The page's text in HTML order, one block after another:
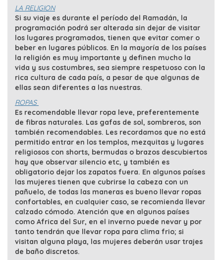
LA RELIGION
Si su viaje es durante el período del Ramadán, la
programación podrá ser alterada sin dejar de visitar
los lugares programados, tienen que evitar comer o
beber en lugares públicos. En la mayoría de los países
la religión es muy importante y definen mucho la
vida y sus costumbres, sea siempre respetuoso con la
rica cultura de cada país, a pesar de que algunas de
ellas sean diferentes a las nuestras.
ROPAS
Es recomendable llevar ropa leve, preferentemente
de fibras naturales. Las gafas de sol, sombreros, son
también recomendables. Les recordamos que no está
permitido entrar en los templos, mezquitas y lugares
religiosos con shorts, bermudas o brazos descubiertos
hay que observar silencio etc, y también es
obligatorio dejar los zapatos fuera. En algunos países
las mujeres tienen que cubrirse la cabeza con un
pañuelo, de todas las maneras es bueno llevar ropas
confortables, en cualquier caso, se recomienda llevar
calzado cómodo. Atención que en algunos países
como Africa del Sur, en el inverno puede nevar y por
tanto tendrán que llevar ropa para clima frio; si
visitan alguna playa, las mujeres deberán usar trajes
de baño discretos.